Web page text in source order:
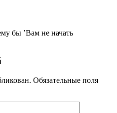
бы ’Вам не начать
Обязательные поля